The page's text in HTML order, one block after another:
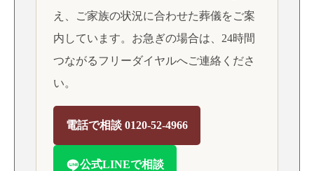
え、ご家族の状況に合わせた葬儀をご案
内しています。お急ぎの場合は、24時間
つながるフリーダイヤルへご連絡くださ
い。
電話で相談 0120-52-4966
公式LINEで相談